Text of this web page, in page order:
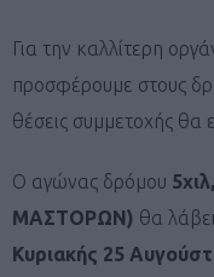
Για την καλλίτερη
προσφέρουμε στους
θέσεις συμμετοχής
Ο αγώνας δρόμου
ΜΑΣΤΟΡΩΝ) θα
Κυριακής 25